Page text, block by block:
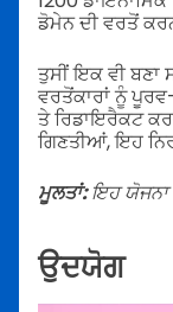
ਡੋਮੇਨ ਦੀ ਵਰਤੋਂ
ਤੁਸੀਂ ਇਕ ਵੀ ਬਣਾ
ਵਰਤੋਂਕਾਰਾਂ ਨੂੰ
ਤੇ ਰਿਡਾਇਰੈਕਟ
ਗਿਣਤੀਆਂ, ਇਹ
ਮੂਲਤਾਂ:ਇਹ ਯੋਜਨਾ
ਉਦਯੋਗ